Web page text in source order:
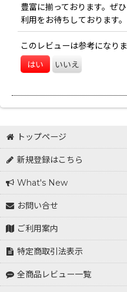
豊富に揃っております。ぜ
利用をお待ちしております。
このレビューは参考になり
はい いいえ
トップページ
新規登録はこちら
What's New
お問い合せ
ご利用案内
特定商取引法表示
全商品レビュー一覧